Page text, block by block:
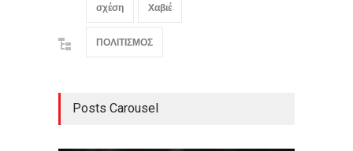
σχέση Χαβιέ
ΠΟΛΙΤΙΣΜΟΣ
Posts Carousel